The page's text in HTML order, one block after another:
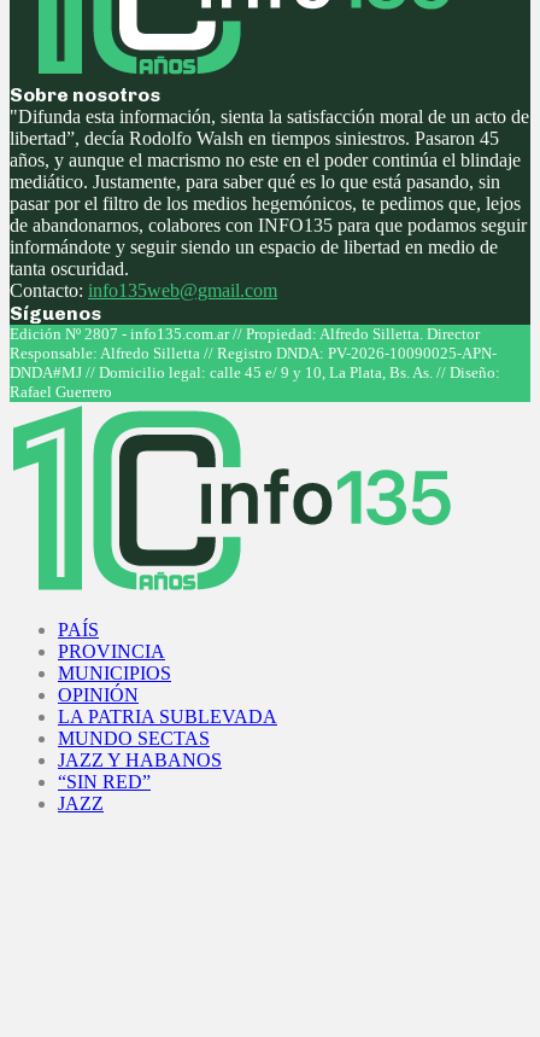
Sobre nosotros
"Difunda esta información, sienta la satisfacción moral de un acto de
libertad”, decía Rodolfo Walsh en tiempos siniestros. Pasaron 45
años, y aunque el macrismo no este en el poder continúa el blindaje
mediático. Justamente, para saber qué es lo que está pasando, sin
pasar por el filtro de los medios hegemónicos, te pedimos que, lejos
de abandonarnos, colabores con INFO135 para que podamos seguir
informándote y seguir siendo un espacio de libertad en medio de
tanta oscuridad.
Contacto: info135web@gmail.com
Síguenos
Facebook
Twitter
Instagram
Youtube
Edición Nº 2807 - info135.com.ar // Propiedad: Alfredo Silletta. Director
Responsable: Alfredo Silletta // Registro DNDA: PV-2026-10090025-APN-
DNDA#MJ // Domicilio legal: calle 45 e/ 9 y 10, La Plata, Bs. As. // Diseño:
Rafael Guerrero
PAÍS
PROVINCIA
MUNICIPIOS
OPINIÓN
LA PATRIA SUBLEVADA
MUNDO SECTAS
JAZZ Y HABANOS
“SIN RED”
JAZZ